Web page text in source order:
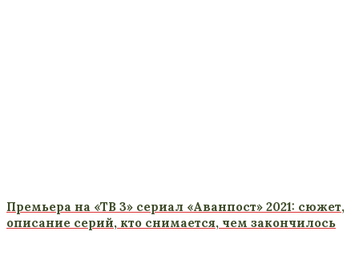
Премьера на «ТВ 3» сериал «Аванпост» 2021: сюжет,
описание серий, кто снимается, чем закончилось